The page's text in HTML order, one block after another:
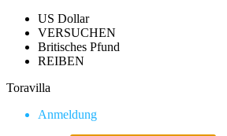
US Dollar
VERSUCHEN
Britisches Pfund
REIBEN
Toravilla
Anmeldung